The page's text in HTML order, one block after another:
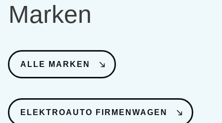
Marken
ALLE MARKEN
ELEKTROAUTO FIRMENWAGEN